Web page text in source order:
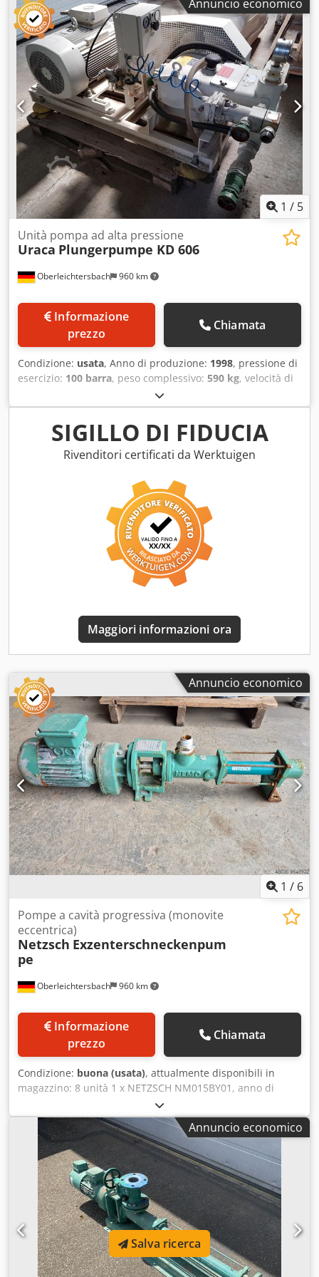
Annuncio economico
1 / 5
Oberleichtersbach 960 km
Unità pompa ad alta pressione
Uraca Plungerpumpe KD 606
prezzo
Chiamata
Condizione: usata, Anno di produzione: 1998, pressione di
esercizio: 100 barra, peso complessivo: 590 kg, velocità di
600 giri/min, potenza:
Unità pompa ad alta pressione URACA Tipo: RS606E/100
Pompa a 3 pistoni URACA KD606 Portata: 138 l/min Dcjdpfx
Asv Hqpqjl Rjk con motore elettrico da 30 kW
SIGILLO DI FIDUCIA
Rivenditori certificati da Werktuigen
Maggiori informazioni ora
Annuncio economico
1 / 6
Oberleichtersbach 960 km
Pompe a cavità progressiva (monovite
eccentrica)
Netzsch Exzenterschneckenpum
pe
prezzo
Chiamata
Condizione: buona (usata), attualmente disponibili in
magazzino: 8 unità 1 x NETZSCH NM015BY01, anno di
fabbricazione 1998 2 x ALLWEILER SEP 380.1A11P01, anno
di fabbricazione 1990/1992 2 x ALLWEILER AE1N25-ID,
riduttore GETRIEBEBAU NORD 0,75 kW, anno di
fabbricazione 1996 Dcodpfx Aslhr Hfel Rsk 1 x ALLWEILER
AE1E550-ID, riduttore GETRIEBEBAU NORD 4 kW, anno di
fabbricazione 1996 1 x produttore sconosciuto, riduttore
LEROY SOMER, 5,5 kW 1 x SEEPEX BN025, riduttore HEW +
motore 0,37 kW, anno di fabbricazione 1992
Annuncio economico
Salva ricerca